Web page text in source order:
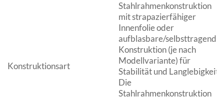
Konstruktionsart
Stahlrahmenkonstruktion
mit strapazierfähiger
Innenfolie oder
aufblasbare/selbsttragende
Konstruktion (je nach
Modellvariante) für
Stabilität und Langlebigkeit.
Die
Stahlrahmenkonstruktion